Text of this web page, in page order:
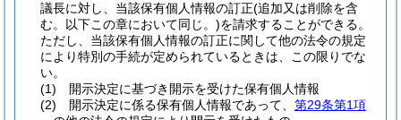
議長に対し、当該保有個人情報の訂正(追加又は削除を含
む。以下この章において同じ。)を請求することができる。
ただし、当該保有個人情報の訂正に関して他の法令の規定
により特別の手続が定められているときは、この限りでな
い。
(1)
開示決定に基づき開示を受けた保有個人情報
(2)
開示決定に係る保有個人情報であって、 第29条第1項